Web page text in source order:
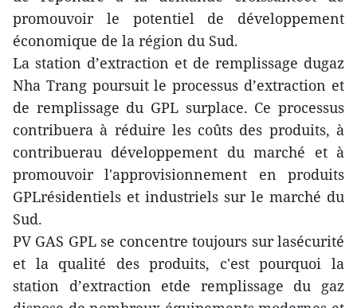
promouvoir le potentiel de développement
économique de la région du Sud.
La station d’extraction et de remplissage dugaz
Nha Trang poursuit le processus d’extraction et
de remplissage du GPL surplace. Ce processus
contribuera à réduire les coûts des produits, à
contribuerau développement du marché et à
promouvoir l'approvisionnement en produits
GPLrésidentiels et industriels sur le marché du
Sud.
PV GAS GPL se concentre toujours sur lasécurité
et la qualité des produits, c'est pourquoi la
station d’extraction etde remplissage du gaz